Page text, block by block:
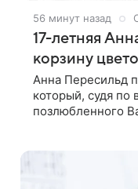
56 минут назад
17-летняя
корзину
Анна Пересильд
который, судя по
позлюбленного